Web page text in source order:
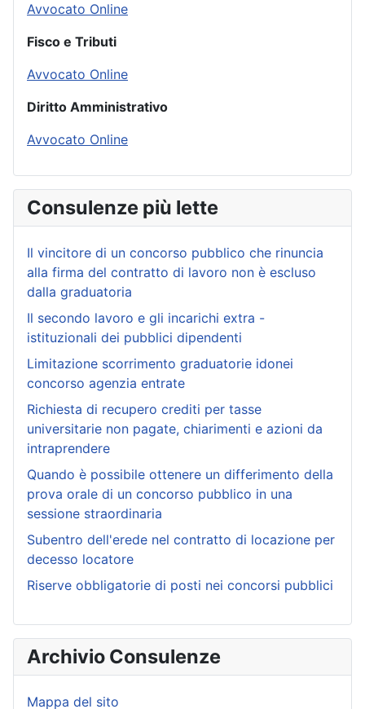
Avvocato Online
Fisco e Tributi
Avvocato Online
Diritto Amministrativo
Avvocato Online
Consulenze più lette
Il vincitore di un concorso pubblico che rinuncia
alla firma del contratto di lavoro non è escluso
dalla graduatoria
Il secondo lavoro e gli incarichi extra -
istituzionali dei pubblici dipendenti
Limitazione scorrimento graduatorie idonei
concorso agenzia entrate
Richiesta di recupero crediti per tasse
universitarie non pagate, chiarimenti e azioni da
intraprendere
Quando è possibile ottenere un differimento della
prova orale di un concorso pubblico in una
sessione straordinaria
Subentro dell'erede nel contratto di locazione per
decesso locatore
Riserve obbligatorie di posti nei concorsi pubblici
Archivio Consulenze
Mappa del sito